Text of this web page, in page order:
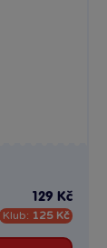
129 Kč
Klub: 125 Kč